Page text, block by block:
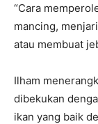
“Cara
mancing,
atau membuat
Ilham
dibekukan
ikan yang baik